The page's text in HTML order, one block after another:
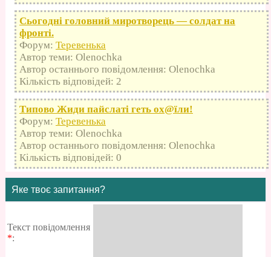
Сьогодні головний миротворець — солдат на
фронті.
Форум: Теревенька
Автор теми: Olenochka
Автор останнього повідомлення: Olenochka
Кількість відповідей: 2
Типово Жиди пайслаті геть оx@їли!
Форум: Теревенька
Автор теми: Olenochka
Автор останнього повідомлення: Olenochka
Кількість відповідей: 0
Яке твоє запитання?
Текст повідомлення
*: